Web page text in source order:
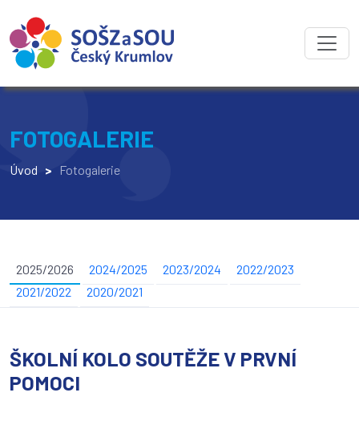
FOTOGALERIE
Úvod > Fotogalerie
2025/2026 2024/2025 2023/2024
2022/2023
2021/2022
2020/2021
ŠKOLNÍ KOLO SOUTĚŽE V PRVNÍ
POMOCI